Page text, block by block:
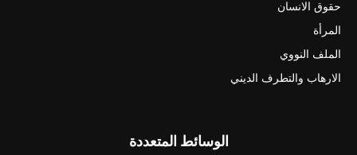
حقوق الانسان
المرأة
الملف النووي
الارهاب والتطرف الديني
الوسائط المتعددة